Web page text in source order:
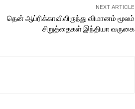
NEXT ARTICLE
தென் ஆப்ரிக்காவிலிருந்து விமானம் மூலம்
சிறுத்தைகள் இந்தியா வருகை